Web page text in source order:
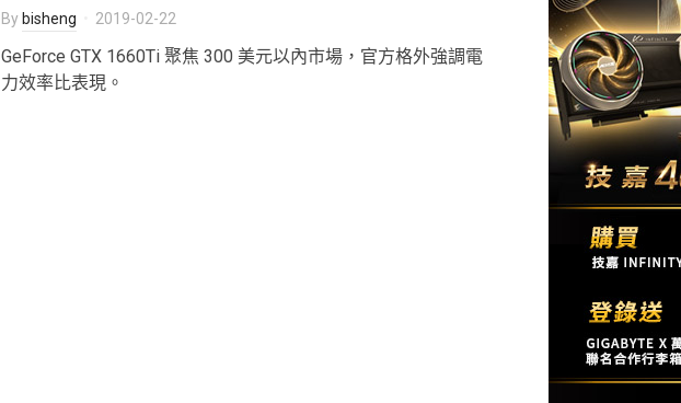
By bisheng 2019-02-22
GeForce GTX 1660Ti 聚焦 300 美元以內市場，官方格外強調電
力效率比表現。